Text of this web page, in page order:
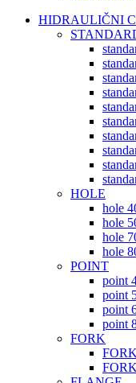
HIDRAULIČNI
HOLE
hole
hole
hole
hole
POINT
point
point
point
point
FORK